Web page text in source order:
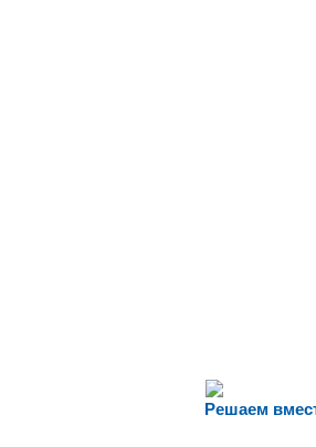
Решаем